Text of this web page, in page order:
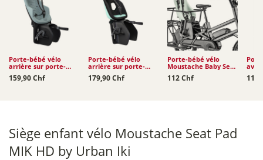
Porte-bébé vélo
arrière sur porte-
bagages Thule Yepp 2
Maxi
159,90 Chf
Porte-bébé vélo
arrière sur porte-
bagages Thule Yepp...
179,90 Chf
Porte-bébé vélo
Moustache Baby Seat
MIK HD by Urban Iki
112 Chf 119
Siège enfant vélo Moustache Seat Pad
MIK HD by Urban Iki